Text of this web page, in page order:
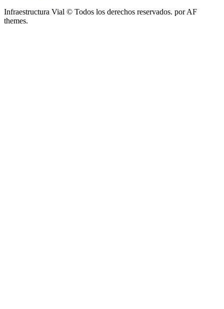
Infraestructura Vial © Todos los derechos reservados. por AF
themes.